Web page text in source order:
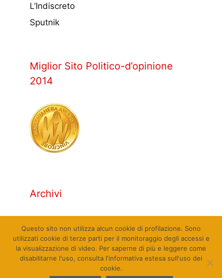
L’Indiscreto
Sputnik
Miglior Sito Politico-d’opinione
2014
Archivi
Questo sito non utilizza alcun cookie di profilazione. Sono
utilizzati cookie di terze parti per il monitoraggio degli accessi e
la visualizzazione di video. Per saperne di più e leggere come
disabilitarne l'uso, consulta l'informativa estesa sull'uso dei
cookie.